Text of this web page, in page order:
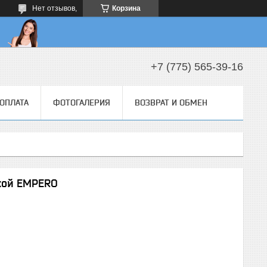
Корзина
Нет отзывов,
+7 (775) 565-39-16
ФОТОГАЛЕРИЯ ВОЗВРАТ И ОБМЕН
EMPERO